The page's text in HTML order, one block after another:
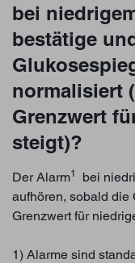
bei
bestätige
normalisiert
Grenzwert
steigt)?
Der Alarm1
bei
aufhören, sobald die
Grenzwert für
1) Alarme sind